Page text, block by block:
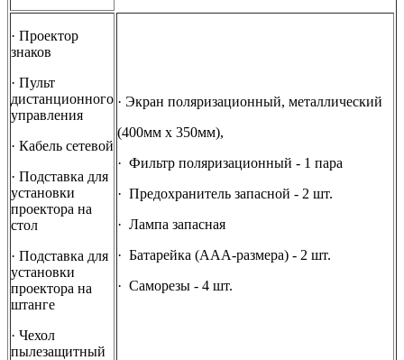
· Проектор
знаков
· Пульт
дистанционного
управления
· Кабель сетевой
· Подставка для
установки
проектора на
стол
· Подставка для
установки
проектора на
штанге
· Чехол
пылезащитный
· Экран поляризационный, металлический
(400мм х 350мм),
· Фильтр поляризационный - 1 пара
· Предохранитель запасной - 2 шт.
· Лампа запасная
· Батарейка (ААА-размера) - 2 шт.
· Саморезы - 4 шт.